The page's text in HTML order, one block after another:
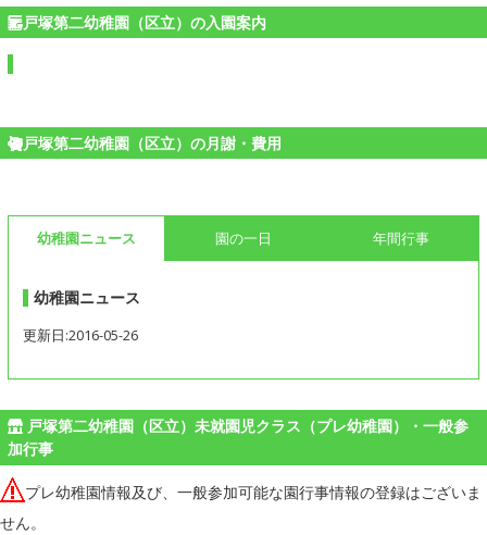
戸塚第二幼稚園（区立）の入園案内
戸塚第二幼稚園（区立）の月謝・費用
幼稚園ニュース 園の一日 年間行事
幼稚園ニュース
更新日:2016-05-26
戸塚第二幼稚園（区立）未就園児クラス（プレ幼稚園）・一般参
加行事
プレ幼稚園情報及び、一般参加可能な園行事情報の登録はございま
せん。